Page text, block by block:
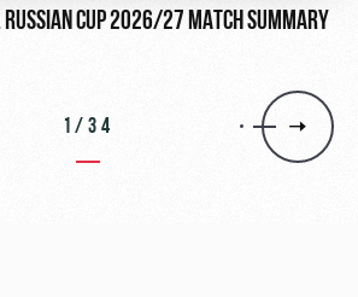
CUP 2026/27 MATCH SUMMARY
1/34